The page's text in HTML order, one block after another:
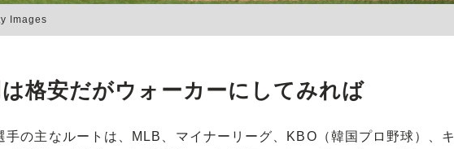
Images
格安だがウォーカーにしてみれば
の主なルートは、MLB、マイナーリーグ、KBO（韓国プロ野球）、キ